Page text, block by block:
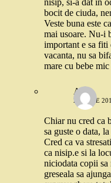
nisip, si-a dat in
bocit de ciuda,
Veste buna este
mai usoare. Nu-i
important e sa
vacanta, nu sa
mare cu bebe
Ana
22 IULIE
Chiar nu cred ca
sa guste o data,
Cred ca va
ca nisip.e si la
niciodata copii sa
greseala sa